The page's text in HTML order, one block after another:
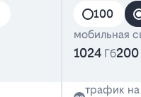
100
мобильная
1024 Гб200
трафик